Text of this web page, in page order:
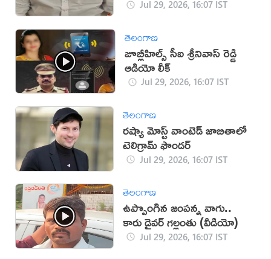
Jul 29, 2026, 16:07 IST
తెలంగాణ
జూబ్లీహిల్స్ సీఐ శ్రీనివాస్ రెడ్డి
ఆడియో లీక్
Jul 29, 2026, 16:07 IST
తెలంగాణ
రష్యా మోస్ట్ వాంటెడ్ జాబితాలో
టెలిగ్రామ్ ఫౌండర్
Jul 29, 2026, 16:07 IST
తెలంగాణ
ఉప్పొంగిన జంపన్న వాగు..
కారు డ్రైవర్ గల్లంతు (వీడియో)
Jul 29, 2026, 16:07 IST